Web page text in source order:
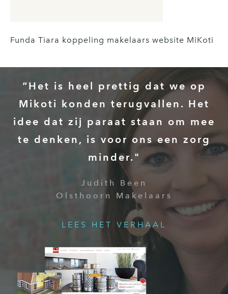
Funda Tiara koppeling makelaars website MiKoti
“Het is heel prettig dat we op
Mikoti konden terugvallen. Het
idee dat zij paraat staan om mee
te denken, is voor ons een zorg
minder."
Judith Been
Olsthoorn Makelaars
LEES HET VERHAAL